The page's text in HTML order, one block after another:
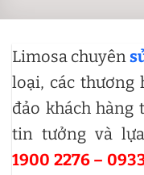
Limosa chuyên
loại, các thương
đảo khách hàng
tin tưởng và
1900 2276 –